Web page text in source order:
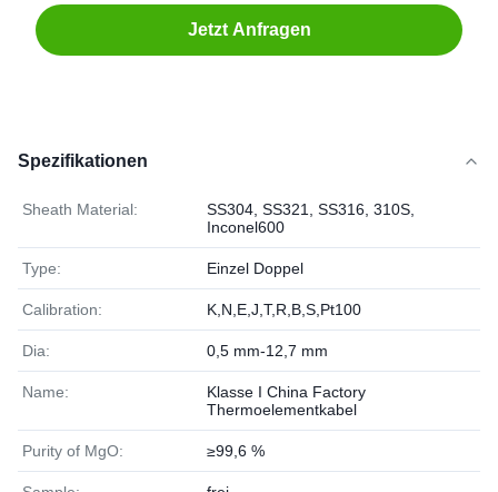
Jetzt Anfragen
Spezifikationen
Sheath Material:
SS304, SS321, SS316, 310S,
Inconel600
Type: Einzel Doppel
Calibration: K,N,E,J,T,R,B,S,Pt100
Dia: 0,5 mm-12,7 mm
Name:
Klasse I China Factory
Thermoelementkabel
Purity of MgO: ≥99,6 %